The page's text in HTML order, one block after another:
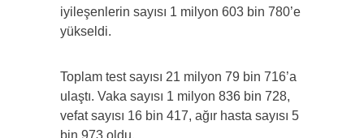
iyileşenlerin sayısı 1 milyon 603 bin 780’e
yükseldi.
Toplam test sayısı 21 milyon 79 bin 716’a
ulaştı. Vaka sayısı 1 milyon 836 bin 728,
vefat sayısı 16 bin 417, ağır hasta sayısı 5